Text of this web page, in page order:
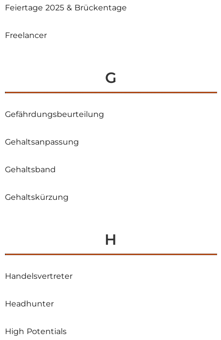
Feiertage 2025 & Brückentage
Freelancer
G
Gefährdungsbeurteilung
Gehaltsanpassung
Gehaltsband
Gehaltskürzung
H
Handelsvertreter
Headhunter
High Potentials